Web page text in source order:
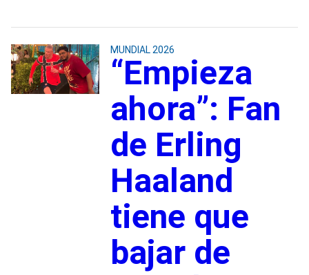
MUNDIAL 2026
“Empieza
ahora”: Fan
de Erling
Haaland
tiene que
bajar de